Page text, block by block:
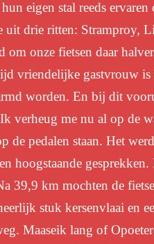
eigen stal reeds
drie ritten: Stramproy,
om onze fietsen daar
vriendelijke gastvrouw
worden. En bij dit
verheug me nu al op de
pedalen staan. Het
hoogstaande
39,9 km mochten de
stuk kersenvlaai en
Maaseik lang of